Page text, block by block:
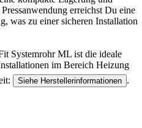
erreichst Du eine
was zu einer sicheren Installation
Systemrohr ML ist die ideale
im Bereich Heizung
Siehe Herstellerinformationen .